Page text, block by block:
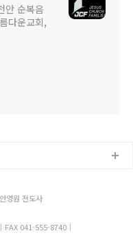
안 순복음
다운교회,
영원 전도사
041-555-8740｜